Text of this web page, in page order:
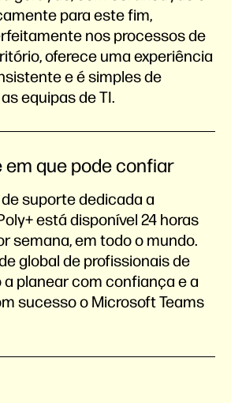
para este fim,
nos processos de
oferece uma experiência
e é simples de
equipas de TI.
em que pode confiar
suporte dedicada a
está disponível 24 horas
semana, em todo o mundo.
global de profissionais de
planear com confiança e a
sucesso o Microsoft Teams